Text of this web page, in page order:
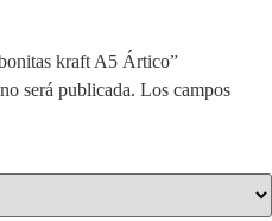
kraft A5 Ártico”
será publicada. Los campos